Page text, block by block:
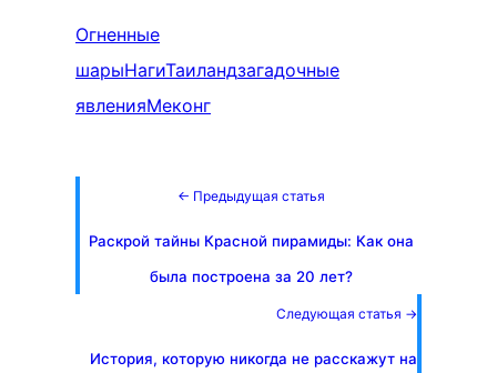
Огненные
шарыНагиТаиландзагадочные
явленияМеконг
← Предыдущая статья
Раскрой тайны Красной пирамиды: Как она
была построена за 20 лет?
Следующая статья →
История, которую никогда не расскажут на